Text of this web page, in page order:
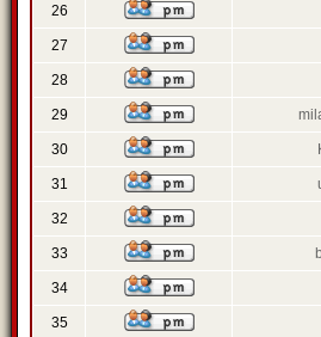
26
27
28
29
30
31
32
33
34
35